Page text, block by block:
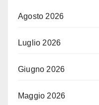
Agosto 2026
Luglio 2026
Giugno 2026
Maggio 2026